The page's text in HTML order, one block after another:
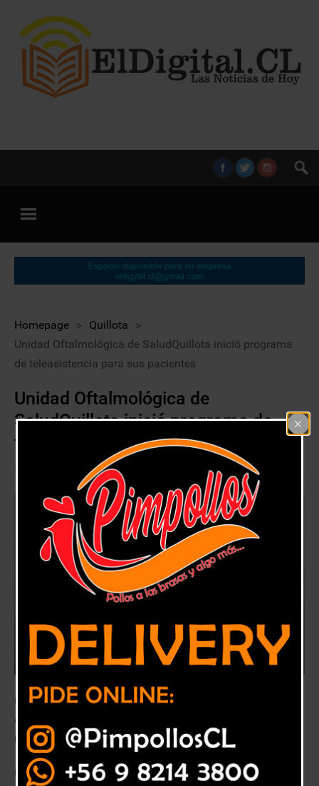
Homepage > Quillota
>
Unidad Oftalmológica de SaludQuillota inició programa
de teleasistencia para sus pacientes
Unidad Oftalmológica de
SaludQuillota inició programa de
teleasistencia para sus pacientes
Quillota
Es otra de las medidas implementadas por el Departamento de Salud
de la Municipalidad de Quillota debido a la pandemia por coronavirus y
la cuarentena que rige en la ciudad.
Un programa de teleasistencia implementó la Unidad de Atención